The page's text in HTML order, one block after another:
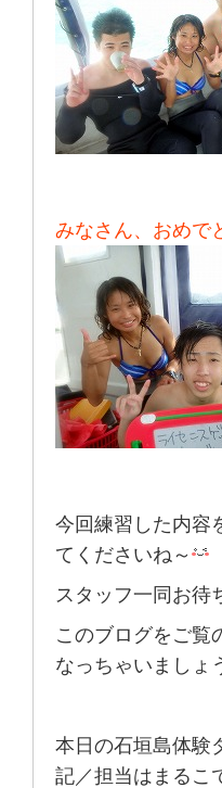
みなさん、おめで
今回練習した内容
てくださいね～
スタッフ一同お待
このブログをご覧
なっちゃいましょ
本日の石垣島体験
記／担当はまるこ